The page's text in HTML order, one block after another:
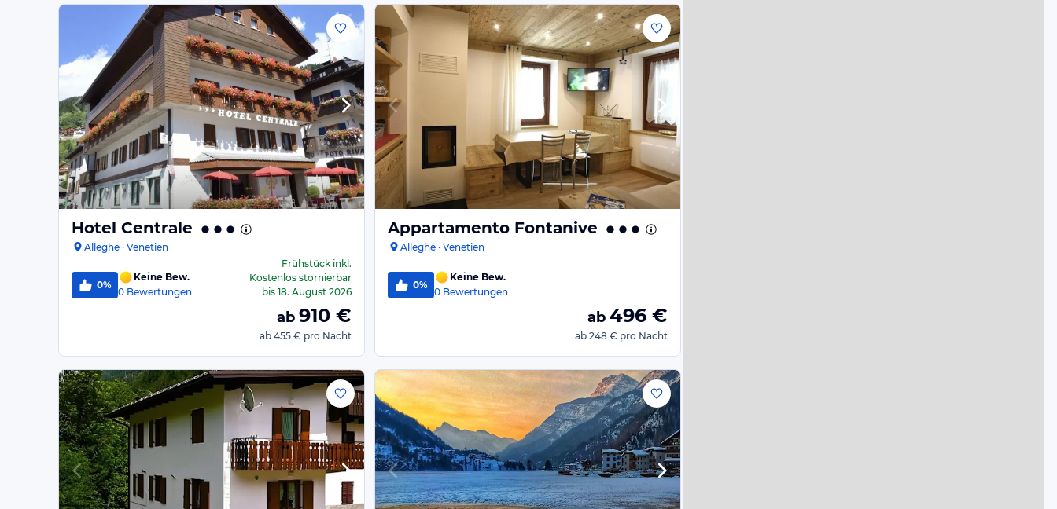
Hotel Centrale
Alleghe · Venetien
0%
Keine Bew.
0 Bewertungen
Frühstückinkl.
Kostenlos stornierbar
bis 18. August 2026
ab 910 €
ab 455 € pro Nacht
Appartamento Fontanive
Alleghe · Venetien
0%
Keine Bew.
0 Bewertungen
ab 496 €
ab 248 € pro Nacht